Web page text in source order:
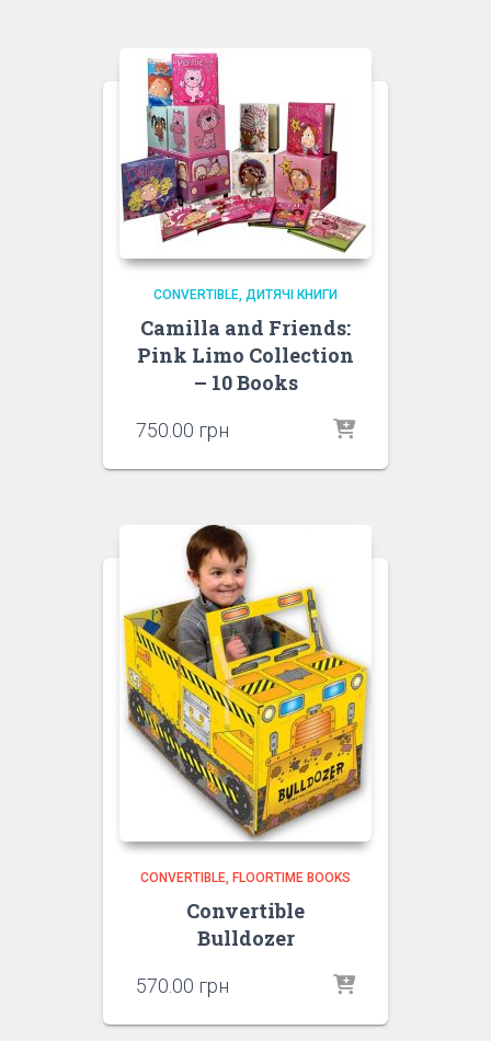
CONVERTIBLE ДИТЯЧІ КНИГИ
Camilla and Friends:
Pink Limo Collection
– 10 Books
750.00 грн
CONVERTIBLE FLOORTIME BOOKS
Convertible
Bulldozer
570.00 грн